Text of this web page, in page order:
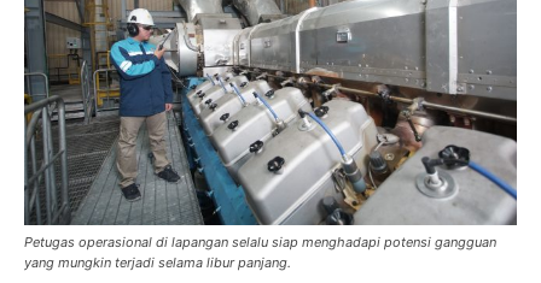
Petugas operasional di lapangan selalu siap menghadapi potensi gangguan
yang mungkin terjadi selama libur panjang.